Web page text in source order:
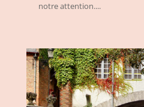
notre attention....